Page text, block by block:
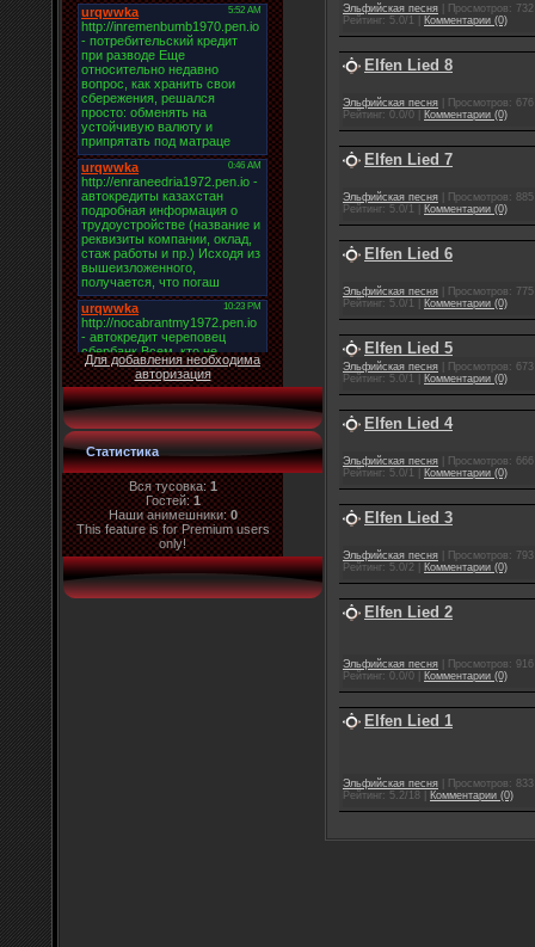
Для добавления необходима
авторизация
Статистика
Вся тусовка:1
Гостей:1
Наши анимешники:0
This feature is for Premium users
only!
Эльфийская песня | Просмотров:
Рейтинг: 5.0/1 | Комментарии (0)
Elfen Lied 8
Эльфийская песня | Просмотров:
Рейтинг: 0.0/0 | Комментарии (0)
Elfen Lied 7
Эльфийская песня | Просмотров:
Рейтинг: 5.0/1 | Комментарии (0)
Elfen Lied 6
Эльфийская песня | Просмотров:
Рейтинг: 5.0/1 | Комментарии (0)
Elfen Lied 5
Эльфийская песня | Просмотров:
Рейтинг: 5.0/1 | Комментарии (0)
Elfen Lied 4
Эльфийская песня | Просмотров:
Рейтинг: 5.0/1 | Комментарии (0)
Elfen Lied 3
Эльфийская песня | Просмотров:
Рейтинг: 5.0/2 | Комментарии (0)
Elfen Lied 2
Эльфийская песня | Просмотров:
Рейтинг: 0.0/0 | Комментарии (0)
Elfen Lied 1
Эльфийская песня | Просмотров:
Рейтинг: 5.2/18 | Комментарии (0)